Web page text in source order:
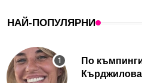
НАЙ-ПОПУЛЯРНИ
По
Кърджилова